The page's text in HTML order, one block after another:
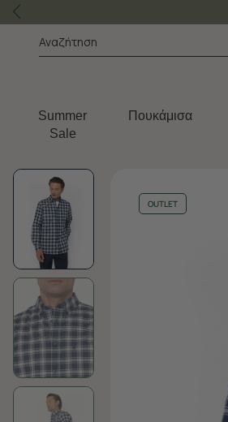
Summer
Sale
Πουκάμισα
OUTLET